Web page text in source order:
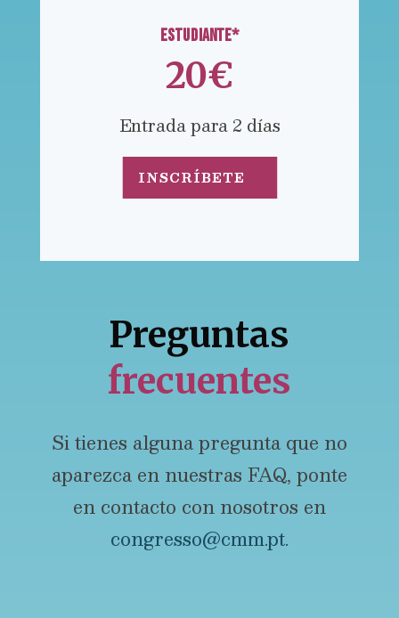
ESTUDIANTE*
20€
Entrada para 2 días
INSCRÍBETE
Preguntas
frecuentes
Si tienes alguna pregunta que no
aparezca en nuestras FAQ, ponte
en contacto con nosotros en
congresso@cmm.pt.